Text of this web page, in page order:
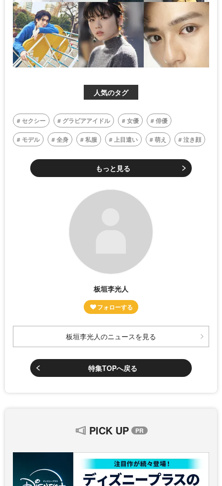
人気のタグ
セクシー グラビアアイドル 女優 俳優
モデル 全身 私服 上目遣い 萌え 泣き顔
もっと見る
板垣李光人
板垣李光人のニュースを見る
特集TOPへ戻る
PICK UP